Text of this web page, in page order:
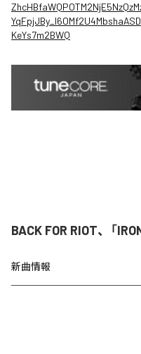
KeYs7m2BWQ
BACK FOR RIOT、「
新曲情報